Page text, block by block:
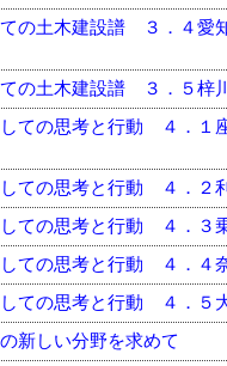
の土木建設譜 ３．４愛
ての土木建設譜 ３．５梓
ての思考と行動 ４．１
しての思考と行動 ４．２
ての思考と行動 ４．３
しての思考と行動 ４．４
しての思考と行動 ４．５
新しい分野を求めて